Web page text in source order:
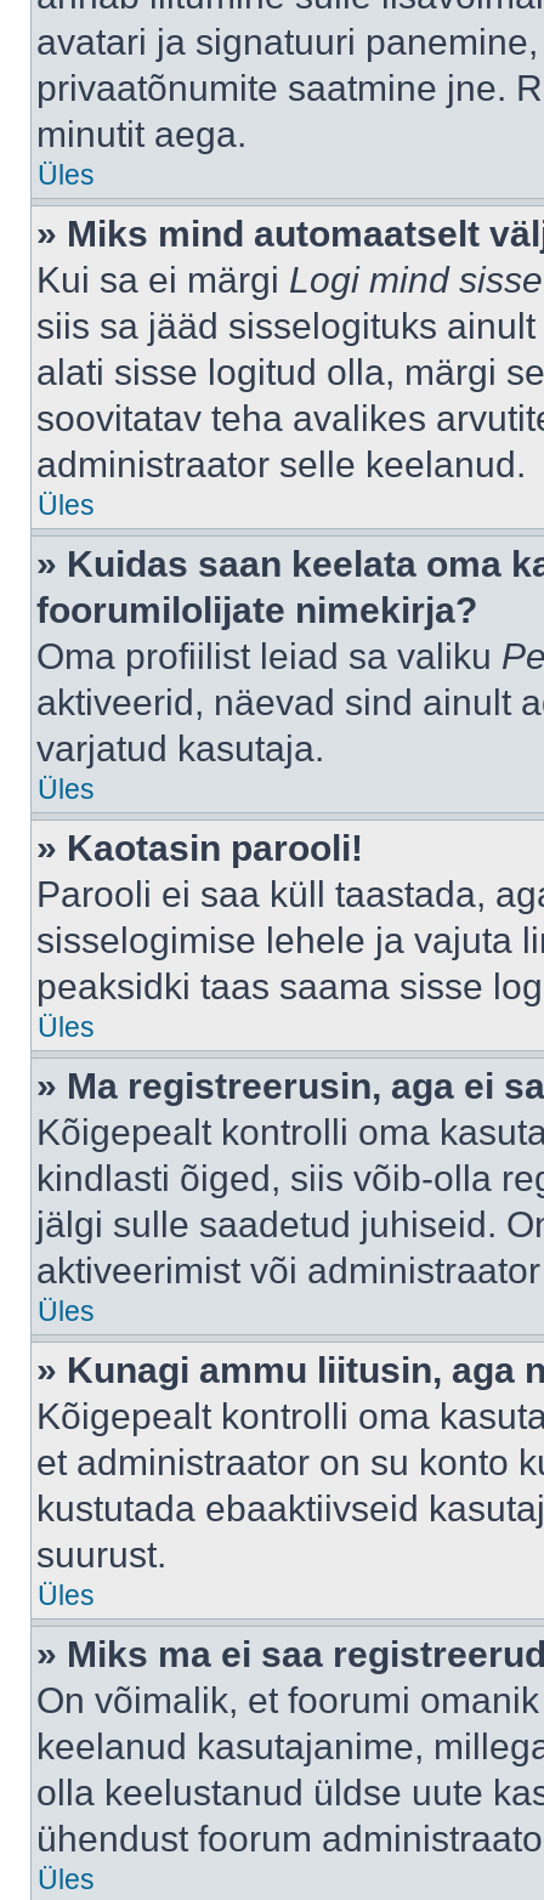
avatari ja signatuuri
privaatõnumite saatmine jne.
minutit aega.
Üles
» Miks mind automaatselt
Kui sa ei märgi Logi mind
siis sa jääd sisselogituks
alati sisse logitud olla, märgi
soovitatav teha avalikes
administraator selle keelanud.
Üles
» Kuidas saan keelata oma
foorumilolijate nimekirja?
Oma profiilist leiad sa valiku
aktiveerid, näevad sind ainult
varjatud kasutaja.
Üles
» Kaotasin parooli!
Parooli ei saa küll taastada,
sisselogimise lehele ja vajuta
peaksidki taas saama sisse
Üles
» Ma registreerusin, aga ei
Kõigepealt kontrolli oma
kindlasti õiged, siis võib-olla
jälgi sulle saadetud juhiseid.
aktiveerimist või
Üles
» Kunagi ammu liitusin, aga
Kõigepealt kontrolli oma
et administraator on su konto
kustutada ebaaktiivseid
suurust.
Üles
» Miks ma ei saa
On võimalik, et foorumi
keelanud kasutajanime,
olla keelustanud üldse uute
ühendust foorum
Üles